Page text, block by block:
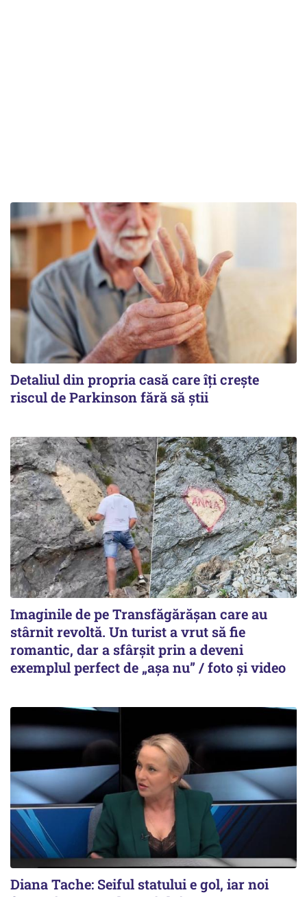
Detaliul din propria casă care îți crește
riscul de Parkinson fără să știi
Imaginile de pe Transfăgărășan care au
stârnit revoltă. Un turist a vrut să fie
romantic, dar a sfârșit prin a deveni
exemplul perfect de „așa nu” / foto și video
Diana Tache: Seiful statului e gol, iar noi